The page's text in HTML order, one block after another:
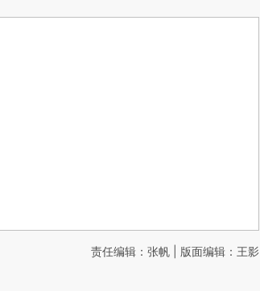
责任编辑：张帆 | 版面编辑：王影